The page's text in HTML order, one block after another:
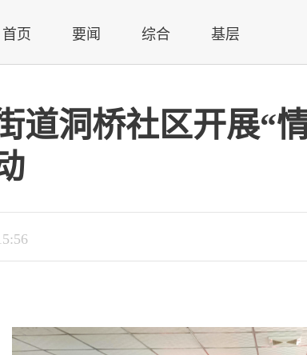
首页 要闻 综合 基层
道洞桥社区开展“